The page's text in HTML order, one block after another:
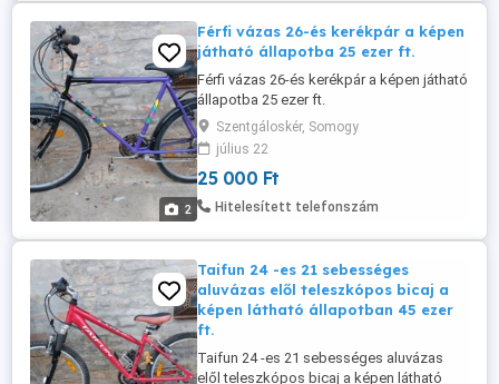
2
Férfi vázas 26-és kerékpár a képen
játható állapotba 25 ezer ft.
Férfi vázas 26-és kerékpár a képen játható
állapotba 25 ezer ft.
Szentgáloskér, Somogy
július 22
25 000 Ft
Hitelesített telefonszám
Taifun 24 -es 21 sebességes
aluvázas elől teleszkópos bicaj a
képen látható állapotban 45 ezer
ft.
Taifun 24 -es 21 sebességes aluvázas
elől teleszkópos bicaj a képen látható